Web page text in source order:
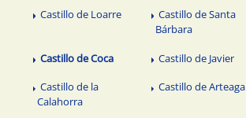
Castillo de Loarre
Castillo de Santa
Bárbara
Castillo de Coca Castillo de Javier
Castillo de la
Calahorra
Castillo de Arteaga